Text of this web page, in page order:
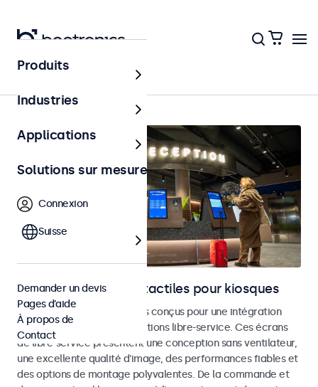
Accueil
Moniteurs et écrans tactiles pour kiosques
Moniteurs et écrans tactiles conçus pour une intégration
dans les kiosques et les solutions libre-service. Ces écrans
de libre-service présentent une conception sans ventilateur,
une excellente qualité d'image, des performances fiables et
des options de montage polyvalentes. De la commande et
Produits
Industries
Applications
Solutions sur mesure
Connexion
Suisse
Demander un devis
Pages d’aide
À propos de
Contact